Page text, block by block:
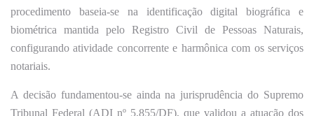
procedimento baseia-se na identificação digital biográfica e
biométrica mantida pelo Registro Civil de Pessoas Naturais,
configurando atividade concorrente e harmônica com os serviços
notariais.
A decisão fundamentou-se ainda na jurisprudência do Supremo
Tribunal Federal (ADI nº 5.855/DF), que validou a atuação dos